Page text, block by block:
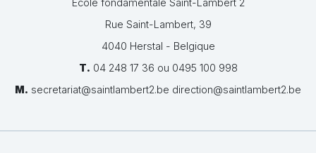
École fondamentale Saint-Lambert 2
Rue Saint-Lambert, 39
4040 Herstal - Belgique
T. 04 248 17 36 ou 0495 100 998
M. secretariat@saintlambert2.be direction@saintlambert2.be